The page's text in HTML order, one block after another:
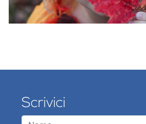
Scrivici